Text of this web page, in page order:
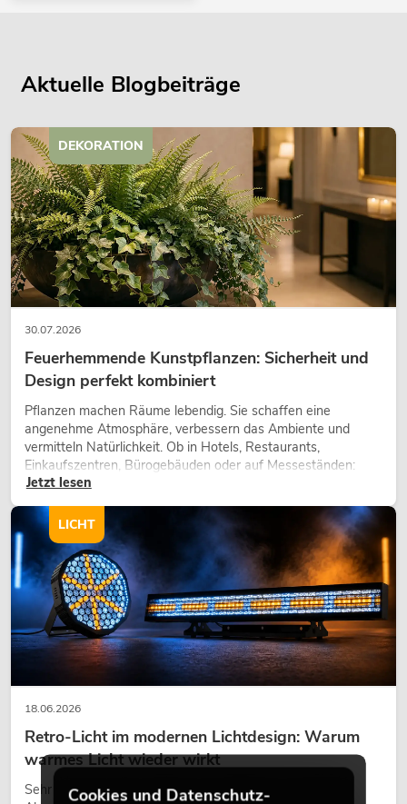
Aktuelle Blogbeiträge
30.07.2026
Feuerhemmende Kunstpflanzen: Sicherheit und
Design perfekt kombiniert
Pflanzen machen Räume lebendig. Sie schaffen eine
angenehme Atmosphäre, verbessern das Ambiente und
vermitteln Natürlichkeit. Ob in Hotels, Restaurants,
Einkaufszentren, Bürogebäuden oder auf Messeständen:
eine hochwertige Begrünung gehört heute längst zum
modernen Raumkonzept.
Jetzt lesen
DEKORATION
18.06.2026
Retro-Licht im modernen Lichtdesign: Warum
warmes Licht wieder wirkt
Sehr warmes Licht, sichtbare Leuchtflächen und farbige
LICHT
Cookies und Datenschutz-